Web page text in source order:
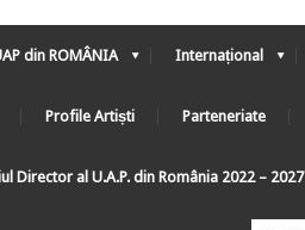
din ROMÂNIA Internațional
Profile Artiști Parteneriate
Director al U.A.P. din România 2022 – 2027